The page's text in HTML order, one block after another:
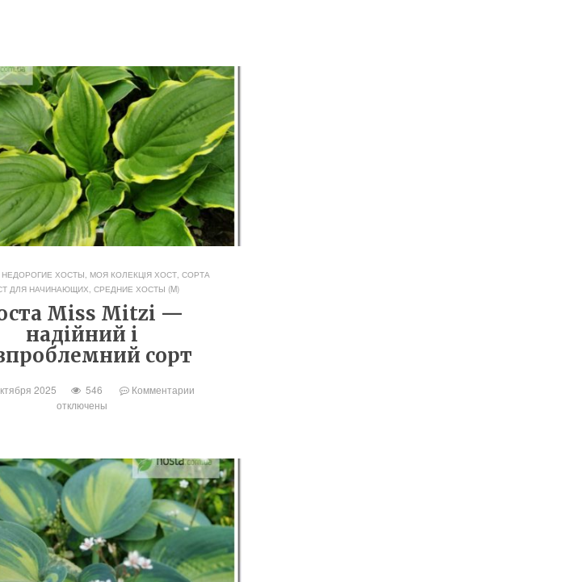
ХОСТЫ, МОЯ КОЛЕКЦІЯ ХОСТ,СОРТА
ДЛЯ НАЧИНАЮЩИХ,СРЕДНИЕ ХОСТЫ (M)
Miss Mitzi —
надійний і
сорт
2025 546
Комментарии
отключены